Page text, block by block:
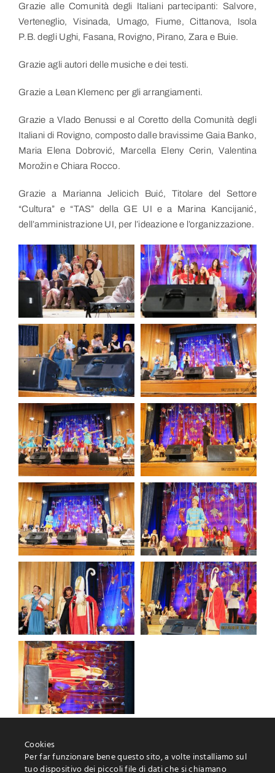
Grazie alle Comunità degli Italiani partecipanti: Salvore,
Verteneglio, Visinada, Umago, Fiume, Cittanova, Isola
P.B. degli Ughi, Fasana, Rovigno, Pirano, Zara e Buie.
Grazie agli autori delle musiche e dei testi.
Grazie a Lean Klemenc per gli arrangiamenti.
Grazie a Vlado Benussi e al Coretto della Comunità degli
Italiani di Rovigno, composto dalle bravissime Gaia Banko,
Maria Elena Dobrović, Marcella Eleny Cerin, Valentina
Morožin e Chiara Rocco.
Grazie a Marianna Jelicich Buić, Titolare del Settore
“Cultura” e “TAS” della GE UI e a Marina Kancijanić,
dell’amministrazione UI, per l’ideazione e l’organizzazione.
Cookies
Per far funzionare bene questo sito, a volte installiamo sul
tuo dispositivo dei piccoli file di dati che si chiamano